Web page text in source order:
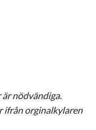
nödvändiga.
ifrån orginalkylaren